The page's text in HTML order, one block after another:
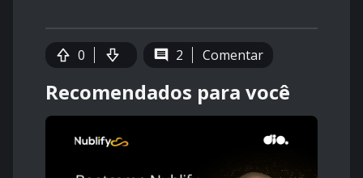
0 2 Comentar
Recomendados para você